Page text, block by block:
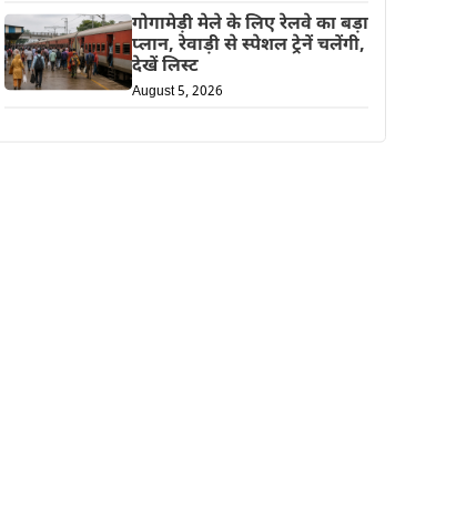
गोगामेड़ी मेले के लिए रेलवे का बड़ा
प्लान, रेवाड़ी से स्पेशल ट्रेनें चलेंगी,
देखें लिस्ट
August 5, 2026